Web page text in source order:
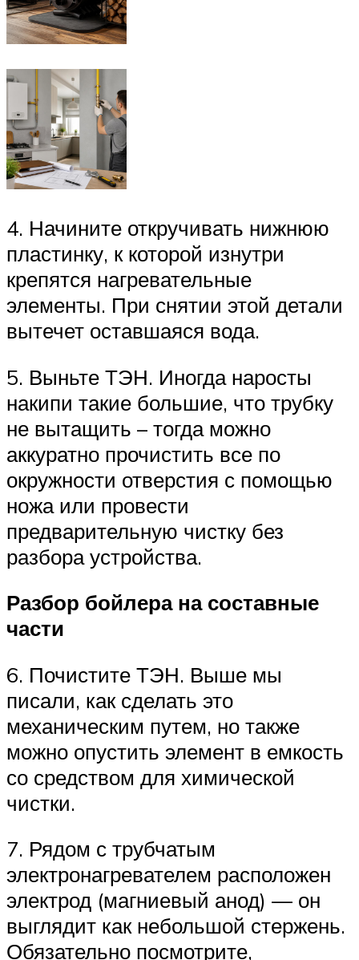
4. Начините откручивать нижнюю
пластинку, к которой изнутри
крепятся нагревательные
элементы. При снятии этой детали
вытечет оставшаяся вода.
5. Выньте ТЭН. Иногда наросты
накипи такие большие, что трубку
не вытащить – тогда можно
аккуратно прочистить все по
окружности отверстия с помощью
ножа или провести
предварительную чистку без
разбора устройства.
Разбор бойлера на составные
части
6. Почистите ТЭН. Выше мы
писали, как сделать это
механическим путем, но также
можно опустить элемент в емкость
со средством для химической
чистки.
7. Рядом с трубчатым
электронагревателем расположен
электрод (магниевый анод) — он
выглядит как небольшой стержень.
Обязательно посмотрите,